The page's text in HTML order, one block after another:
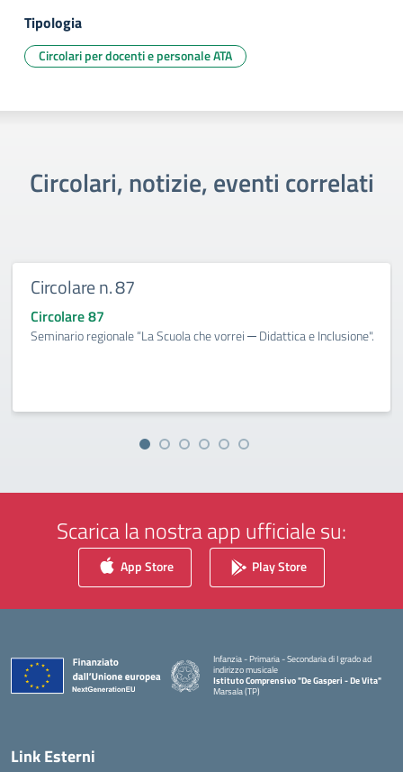
Tipologia
Circolari per docenti e personale ATA
Circolari, notizie, eventi correlati
Circolare n. 87
Circolare 87
Seminario regionale “La Scuola che vorrei ─ Didattica e Inclusione".
Scarica la nostra app ufficiale su:
App Store Play Store
Infanzia - Primaria - Secondaria di I grado ad
indirizzo musicale
Istituto Comprensivo "De Gasperi - De Vita"
Marsala (TP)
Link Esterni